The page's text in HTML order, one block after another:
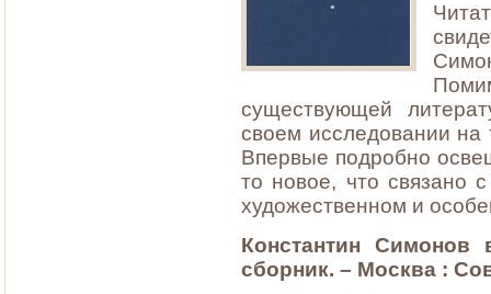
существующей
своем исследовании на
Впервые подробно
то новое, что связано
художественном и
Константин Симонов
сборник. – Москва :